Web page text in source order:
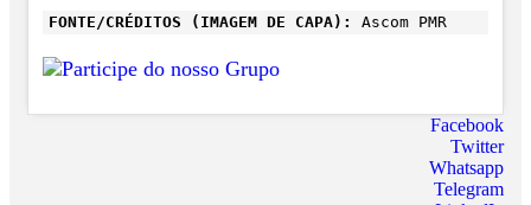
FONTE/CRÉDITOS (IMAGEM DE CAPA): Ascom PMR
Facebook
Twitter
Whatsapp
Telegram